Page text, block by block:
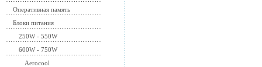
Оперативная память
Блоки питания
250W - 550W
600W - 750W
Aerocool